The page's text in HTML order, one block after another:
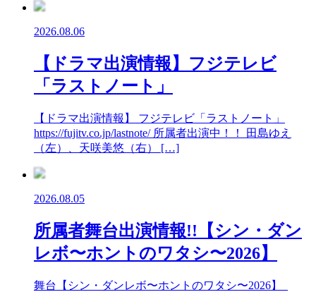
2026.08.06
【ドラマ出演情報】フジテレビ
「ラストノート」
【ドラマ出演情報】 フジテレビ「ラストノート」
https://fujitv.co.jp/lastnote/ 所属者出演中！！ 田島ゆえ
（左）、天咲美悠（右） […]
2026.08.05
所属者舞台出演情報!!【シン・ダン
レボ〜ホントのワタシ〜2026】
舞台【シン・ダンレボ〜ホントのワタシ〜2026】